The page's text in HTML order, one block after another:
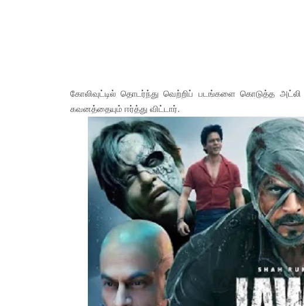
கோலிவுட்டில் தொடர்ந்து வெற்றிப் படங்களை கொடுத்த
கவனத்தையும் ஈர்த்து விட்டார்.